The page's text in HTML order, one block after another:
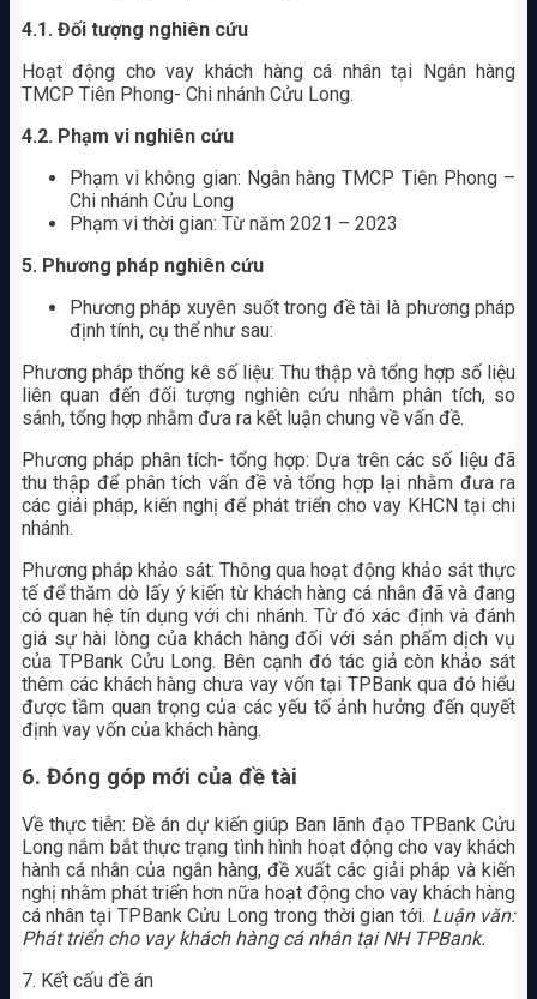
4.1. Đối tượng nghiên cứu
Hoạt động cho vay khách hàng cá nhân tại Ngân hàng
TMCP Tiên Phong- Chi nhánh Cửu Long.
4.2. Phạm vi nghiên cứu
Phạm vi không gian: Ngân hàng TMCP Tiên Phong –
Chi nhánh Cửu Long
Phạm vi thời gian: Từ năm 2021 – 2023
5. Phương pháp nghiên cứu
Phương pháp xuyên suốt trong đề tài là phương pháp
định tính, cụ thể như sau:
Phương pháp thống kê số liệu: Thu thập và tổng hợp số liệu
liên quan đến đối tượng nghiên cứu nhằm phân tích, so
sánh, tổng hợp nhằm đưa ra kết luận chung về vấn đề.
Phương pháp phân tích- tổng hợp: Dựa trên các số liệu đã
thu thập để phân tích vấn đề và tổng hợp lại nhằm đưa ra
các giải pháp, kiến nghị để phát triển cho vay KHCN tại chi
nhánh.
Phương pháp khảo sát: Thông qua hoạt động khảo sát thực
tế để thăm dò lấy ý kiến từ khách hàng cá nhân đã và đang
có quan hệ tín dụng với chi nhánh. Từ đó xác định và đánh
giá sự hài lòng của khách hàng đối với sản phẩm dịch vụ
của TPBank Cửu Long. Bên cạnh đó tác giả còn khảo sát
thêm các khách hàng chưa vay vốn tại TPBank qua đó hiểu
được tầm quan trọng của các yếu tố ảnh hưởng đến quyết
định vay vốn của khách hàng.
6. Đóng góp mới của đề tài
Về thực tiễn: Đề án dự kiến giúp Ban lãnh đạo TPBank Cửu
Long nắm bắt thực trạng tình hình hoạt động cho vay khách
hành cá nhân của ngân hàng, đề xuất các giải pháp và kiến
nghị nhằm phát triển hơn nữa hoạt động cho vay khách hàng
cá nhân tại TPBank Cửu Long trong thời gian tới. Luận văn:
Phát triển cho vay khách hàng cá nhân tại NH TPBank.
7. Kết cấu đề án